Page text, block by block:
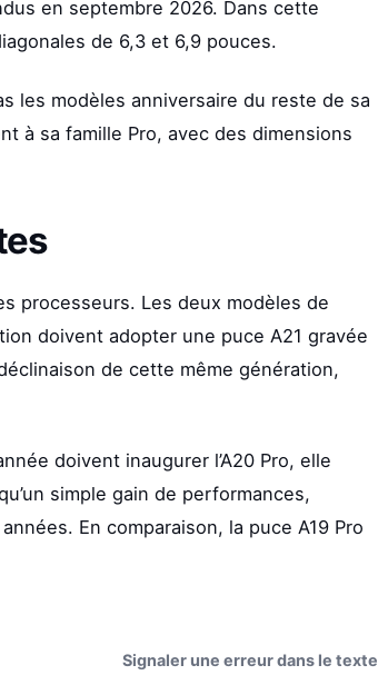
en septembre 2026. Dans cette
de 6,3 et 6,9 pouces.
les modèles anniversaire du reste de sa
à sa famille Pro, avec des dimensions
processeurs. Les deux modèles de
doivent adopter une puce A21 gravée
de cette même génération,
doivent inaugurer l’A20 Pro, elle
simple gain de performances,
En comparaison, la puce A19 Pro
Signaler une erreur dans le texte